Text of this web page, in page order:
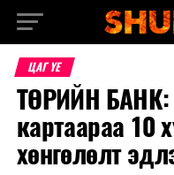
ЦАГ ҮЕ
ТӨРИЙН БАНК:
картаараа 10
хөнгөлөлт